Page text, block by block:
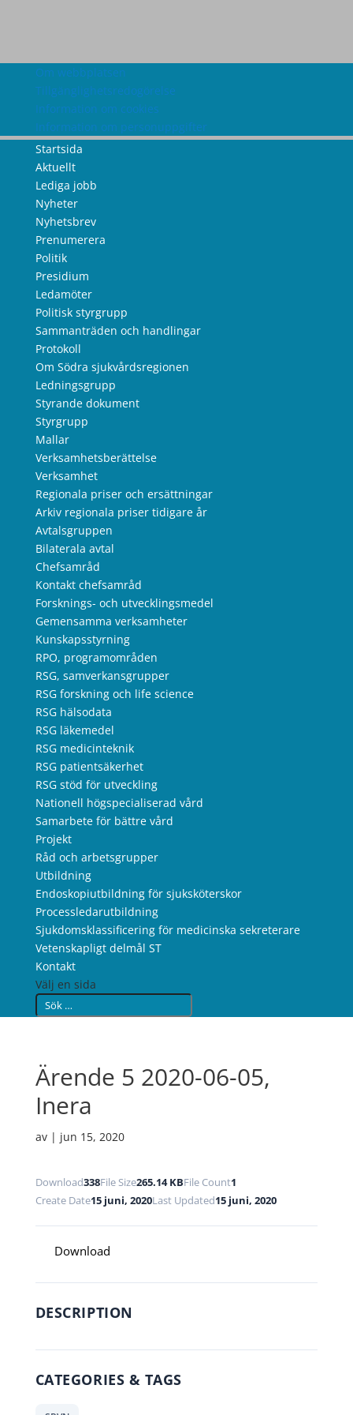
Om webbplatsen
Tillgänglighetsredogörelse
Information om cookies
Information om personuppgifter
Startsida
Aktuellt
Lediga jobb
Nyheter
Nyhetsbrev
Prenumerera
Politik
Presidium
Ledamöter
Politisk styrgrupp
Sammanträden och handlingar
Protokoll
Om Södra sjukvårdsregionen
Ledningsgrupp
Styrande dokument
Styrgrupp
Mallar
Verksamhetsberättelse
Verksamhet
Regionala priser och ersättningar
Arkiv regionala priser tidigare år
Avtalsgruppen
Bilaterala avtal
Chefsamråd
Kontakt chefsamråd
Forsknings- och utvecklingsmedel
Gemensamma verksamheter
Kunskapsstyrning
RPO, programområden
RSG, samverkansgrupper
RSG forskning och life science
RSG hälsodata
RSG läkemedel
RSG medicinteknik
RSG patientsäkerhet
RSG stöd för utveckling
Nationell högspecialiserad vård
Samarbete för bättre vård
Projekt
Råd och arbetsgrupper
Utbildning
Endoskopiutbildning för sjuksköterskor
Processledarutbildning
Sjukdomsklassificering för medicinska sekreterare
Vetenskapligt delmål ST
Kontakt
Välj en sida
Ärende 5 2020-06-05,
Inera
av | jun 15, 2020
Download338File Size265.14 KBFile Count1
Create Date15 juni, 2020Last Updated15 juni, 2020
Download
DESCRIPTION
CATEGORIES & TAGS